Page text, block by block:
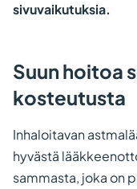
sivuvaikutuksia.
Suun hoitoa
kosteutusta
Inhaloitavan
hyvästä
sammasta, joka on